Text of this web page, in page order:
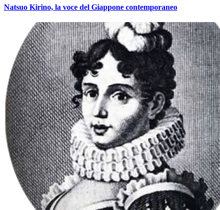
Natsuo Kirino, la voce del Giappone contemporaneo